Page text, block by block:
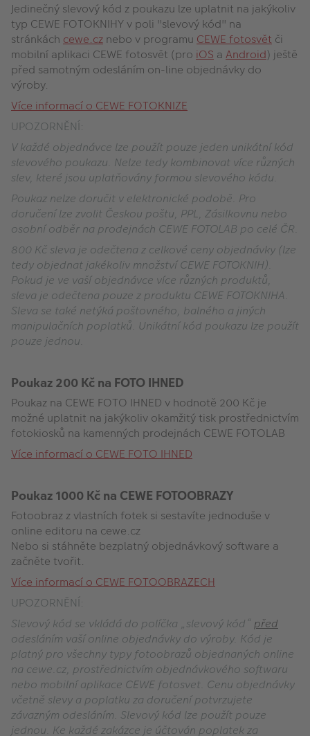
Jedinečný slevový kód z poukazu lze uplatnit na jakýkoliv
typ CEWE FOTOKNIHY v poli "slevový kód" na
stránkách cewe.cz nebo v programu CEWE fotosvět či
mobilní aplikaci CEWE fotosvět (pro iOS a Android) ještě
před samotným odesláním on-line objednávky do
výroby.
Více informací o CEWE FOTOKNIZE
UPOZORNĚNÍ:
V každé objednávce lze použít pouze jeden unikátní kód
slevového poukazu. Nelze tedy kombinovat více různých
slev, které jsou uplatňovány formou slevového kódu.
Poukaz nelze doručit v elektronické podobě. Pro
doručení lze zvolit Českou poštu, PPL, Zásilkovnu nebo
osobní odběr na prodejnách CEWE FOTOLAB po celé ČR.
800 Kč sleva je odečtena z celkové ceny objednávky (lze
tedy objednat jakékoliv množství CEWE FOTOKNIH).
Pokud je ve vaší objednávce více různých produktů,
sleva je odečtena pouze z produktu CEWE FOTOKNIHA.
Sleva se také netýká poštovného, balného a jiných
manipulačních poplatků. Unikátní kód poukazu lze použít
pouze jednou.
Poukaz 200 Kč na FOTO IHNED
Poukaz na CEWE FOTO IHNED v hodnotě 200 Kč je
možné uplatnit na jakýkoliv okamžitý tisk prostřednictvím
fotokiosků na kamenných prodejnách CEWE FOTOLAB
Více informací o CEWE FOTO IHNED
Poukaz 1000 Kč na CEWE FOTOOBRAZY
Fotoobraz z vlastních fotek si sestavíte jednoduše v
online editoru na cewe.cz
Nebo si stáhněte bezplatný objednávkový software a
začněte tvořit.
Více informací o CEWE FOTOOBRAZECH
UPOZORNĚNÍ:
Slevový kód se vkládá do políčka „slevový kód“ před
odesláním vaší online objednávky do výroby. Kód je
platný pro všechny typy fotoobrazů objednaných online
na cewe.cz, prostřednictvím objednávkového softwaru
nebo mobilní aplikace CEWE fotosvet. Cenu objednávky
včetně slevy a poplatku za doručení potvrzujete
závazným odesláním. Slevový kód lze použít pouze
jednou. Ke každé zakázce je účtován poplatek za